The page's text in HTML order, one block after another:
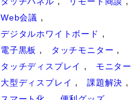
Web会議
デジタルホワイトボード
電子黒板
タッチモニター
タッチディスプレイ
モニター
大型ディスプレイ
課題解決